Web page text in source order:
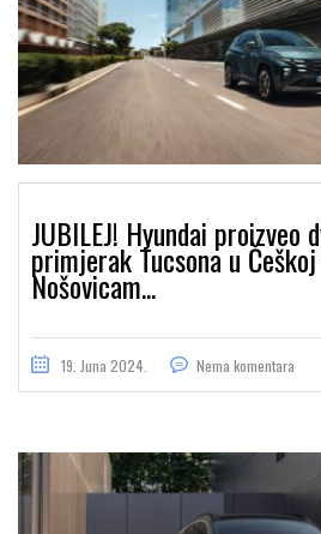
JUBILEJ! Hyundai proizveo
primjerak Tucsona u
Nošovicam...
19. Juna 2024. Nema komentara